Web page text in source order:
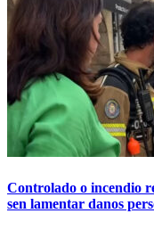
Controlado o incendio
sen lamentar danos